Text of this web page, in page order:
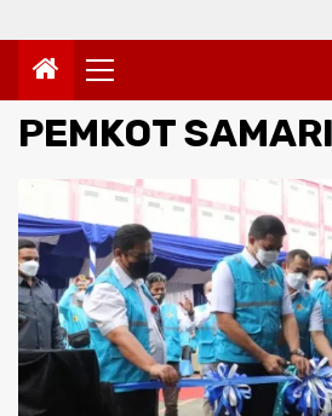
Primary
Menu
PEMKOT